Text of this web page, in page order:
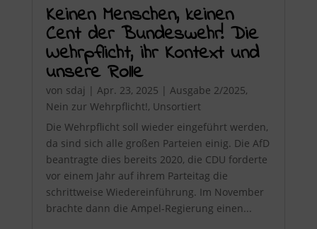
Keinen Menschen, keinen
Cent der Bundeswehr! Die
Wehrpflicht, ihr Kontext und
unsere Rolle
von sdaj | Apr. 23, 2025 | Ausgabe 2/2025,
Nein zur Wehrpflicht!, Unsortiert
Die Wehrpflicht soll wieder eingeführt werden,
da sind sich alle großen Parteien einig. Die AfD
beantragte dies bereits 2020, die CDU forderte
vor einem Jahr auf ihrem Parteitag die
schrittweise Wiedereinführung. Im November
brachte dann die Ampel-Regierung einen...